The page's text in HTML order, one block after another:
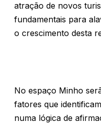
atração de novos
fundamentais para
o crescimento desta
No espaço Minho
fatores que
numa lógica de